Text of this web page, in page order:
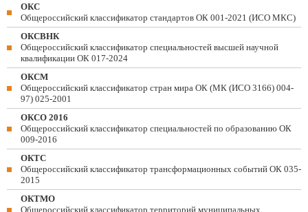
ОКС
Общероссийский классификатор стандартов ОК 001-2021 (ИСО МКС)
ОКСВНК
Общероссийский классификатор специальностей высшей научной
квалификации ОК 017-2024
ОКСМ
Общероссийский классификатор стран мира ОК (МК (ИСО 3166) 004-
97) 025-2001
ОКСО 2016
Общероссийский классификатор специальностей по образованию ОК
009-2016
ОКТС
Общероссийский классификатор трансформационных событий ОК 035-
2015
ОКТМО
Общероссийский классификатор территорий муниципальных